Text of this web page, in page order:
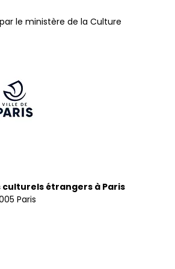
le ministère de la Culture
étrangers à Paris
Paris